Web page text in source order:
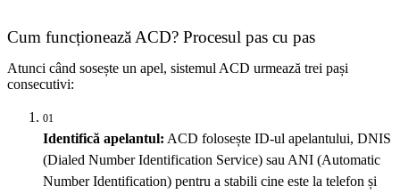
Cum funcționează ACD? Procesul pas cu pas
Atunci când sosește un apel, sistemul ACD urmează trei pași
consecutivi:
01
Identifică apelantul: ACD folosește ID-ul apelantului, DNIS
(Dialed Number Identification Service) sau ANI (Automatic
Number Identification) pentru a stabili cine este la telefon și